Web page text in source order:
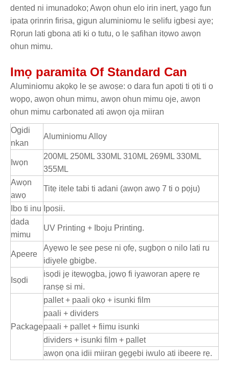
dented ni imunadoko; Awọn ohun elo irin inert, yago fun
ipata ọrinrin firisa, gigun aluminiomu le selifu igbesi aye;
Rọrun lati gbona ati ki o tutu, o le ṣafihan itọwo awọn
ohun mimu.
Imọ paramita Of Standard Can
Aluminiomu akọkọ le ṣe awoṣe: o dara fun apoti ti ọti ti o
wọpọ, awọn ohun mimu, awọn ohun mimu oje, awọn
ohun mimu carbonated ati awọn ọja miiran
Ogidi
nkan
Aluminiomu Alloy
Iwọn
200ML 250ML 330ML 310ML 269ML 330ML
355ML
Awọn
awọ
Titẹ itele tabi ti adani (awọn awọ 7 ti o pọju)
Ibo ti inu Iposii.
dada
mimu
UV Printing + Iboju Printing.
Apeere
Ayẹwo le ṣee pese ni ọfẹ, ṣugbọn o nilo lati ru
idiyele gbigbe.
Isọdi
isọdi jẹ itẹwọgba, jọwọ fi iyaworan apẹrẹ rẹ
ranṣẹ si mi.
Package
pallet + paali ọkọ + isunki film
paali + dividers
paali + pallet + fiimu isunki
dividers + isunki film + pallet
awọn ọna idii miiran gẹgẹbi iwulo ati ibeere rẹ.